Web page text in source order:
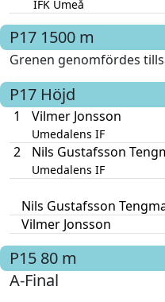
IFK Umeå
P17 1500 m
Grenen genomfördes
P17 Höjd
1
Vilmer Jonsson
Umedalens IF
2 Nils Gustafsson
Umedalens IF
Nils Gustafsson
Vilmer Jonsson
P15 80 m
A-Final